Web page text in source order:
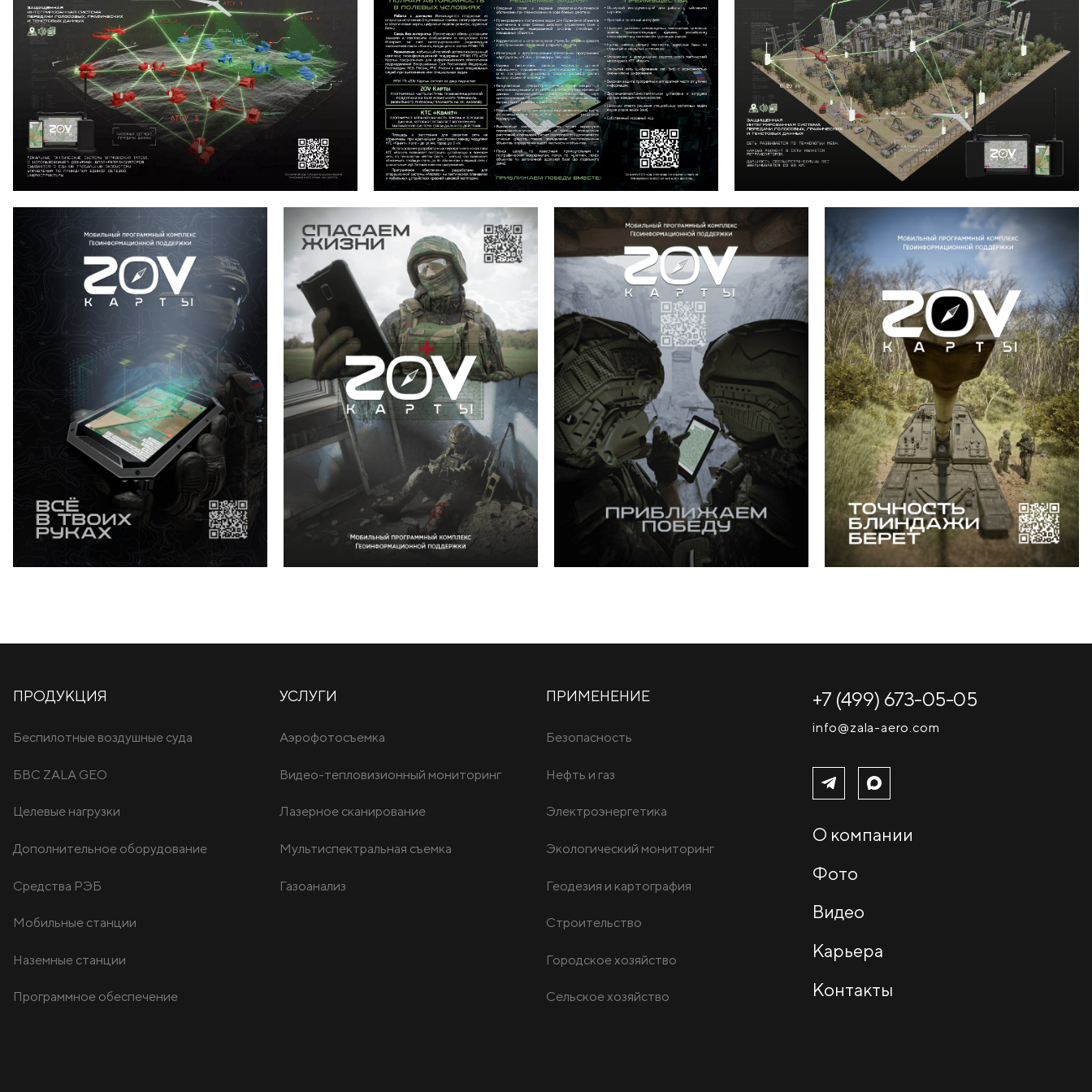
ПРОДУКЦИЯ
Беспилотные воздушные суда
БВС ZALA GEO
Целевые нагрузки
Дополнительное оборудование
Средства РЭБ
Мобильные станции
Наземные станции
Программное обеспечение
УСЛУГИ
Аэрофотосъемка
Видео-тепловизионный мониторинг
Лазерное сканирование
Мультиспектральная съемка
Газоанализ
ПРИМЕНЕНИЕ
Безопасность
Нефть и газ
Электроэнергетика
Экологический мониторинг
Геодезия и картография
Строительство
Городское хозяйство
Сельское хозяйство
+7 (499) 673-05-05
info@zala-aero.com
О компании
Фото
Видео
Карьера
Контакты